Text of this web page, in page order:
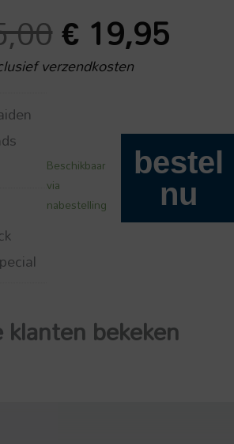
prijs
was:
€ 25,00.
€ 19,95
is:
€
verzendkosten
Beschikbaar
via
nabestelling
Rock
Special
Vaderdagbundel
bestel
nu
bekeken